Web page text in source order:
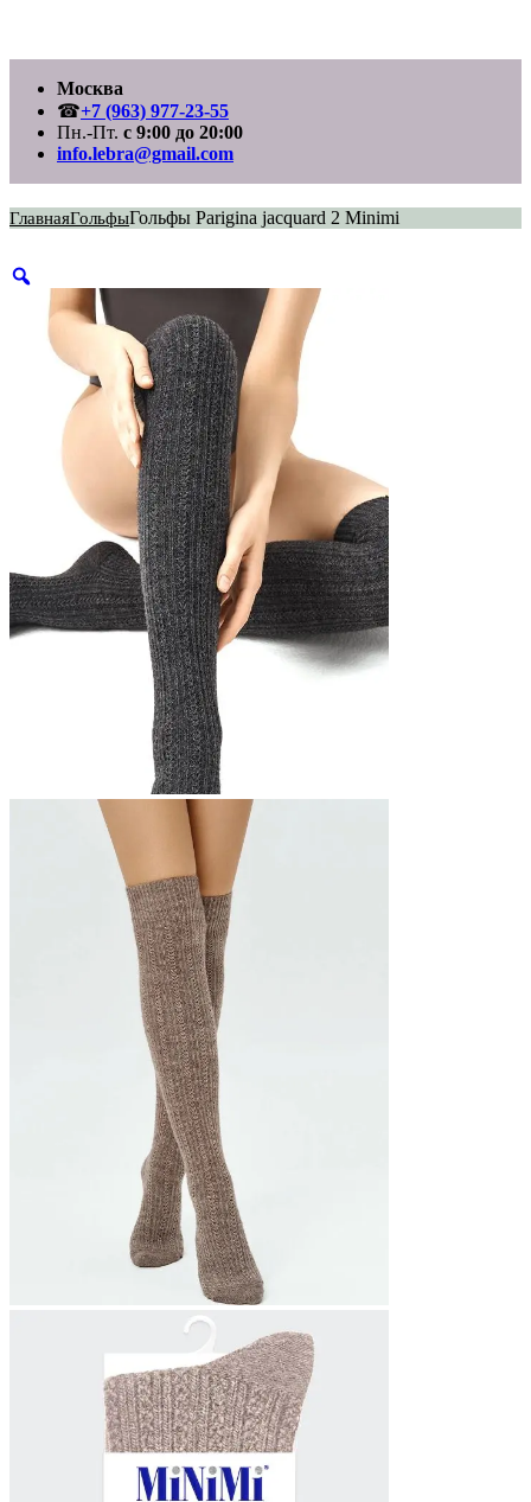
содержимому
Москва
☎+7 (963) 977-23-55
Пн.-Пт. с 9:00 до 20:00
info.lebra@gmail.com
ГлавнаяГольфыГольфы Parigina jacquard 2 Minimi